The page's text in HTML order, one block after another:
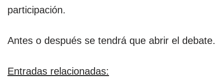
participación.
Antes o después se tendrá que abrir el debate.
Entradas relacionadas: